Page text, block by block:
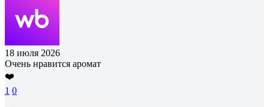
18 июля 2026
Очень нравится аромат
❤️
1 0